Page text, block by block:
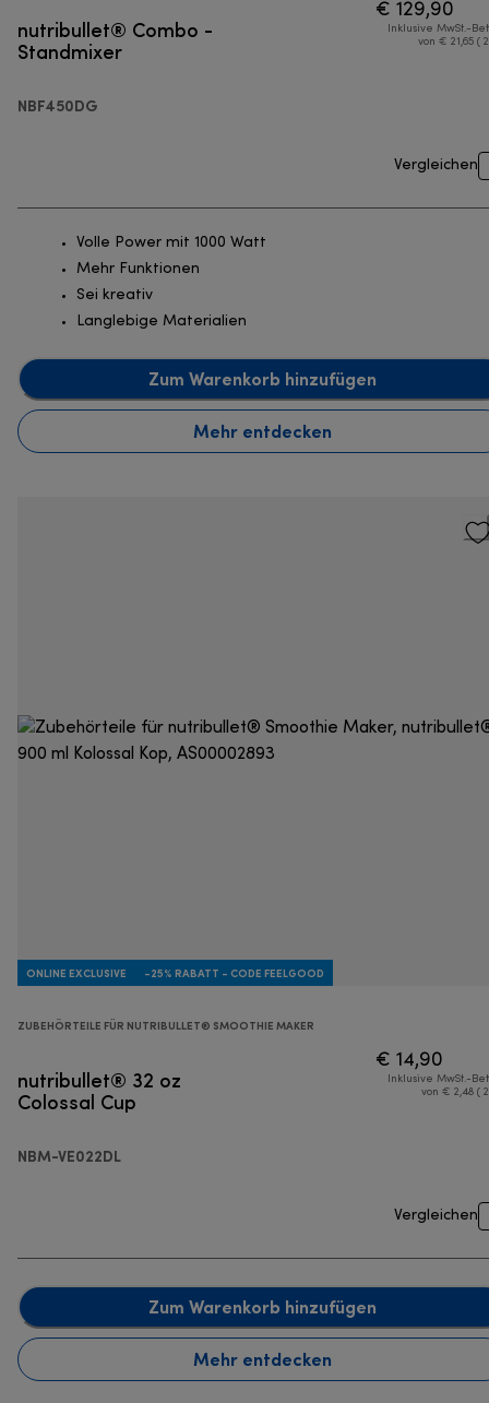
nutribullet® Combo -
Standmixer
NBF450DG
€ 129,90
Inklusive MwSt.-
von € 21,65 (
Vergleichen
Volle Power mit 1000 Watt
Mehr Funktionen
Sei kreativ
Langlebige Materialien
Zum Warenkorb hinzufügen
Mehr entdecken
ONLINE EXCLUSIVE -25% RABATT - CODE FEELGOOD
ZUBEHÖRTEILE FÜR NUTRIBULLET® SMOOTHIE MAKER
nutribullet® 32 oz
Colossal Cup
NBM-VE022DL
€ 14,90
Inklusive MwSt.-
von € 2,48 (
Vergleichen
Zum Warenkorb hinzufügen
Mehr entdecken